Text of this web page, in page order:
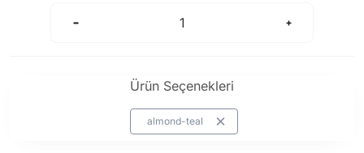
Ürün Seçenekleri
almond-teal